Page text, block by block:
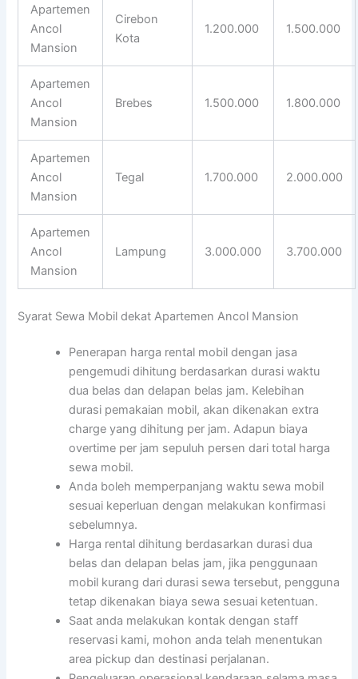
Apartemen
Ancol
Mansion
Cirebon
Kota
1.200.000 1.500.000
Apartemen
Ancol
Mansion
Brebes 1.500.000 1.800.000
Apartemen
Ancol
Mansion
Tegal 1.700.000 2.000.000
Apartemen
Ancol
Mansion
Lampung 3.000.000 3.700.000
Syarat Sewa Mobil dekat Apartemen Ancol Mansion
Penerapan harga rental mobil dengan jasa
pengemudi dihitung berdasarkan durasi waktu
dua belas dan delapan belas jam. Kelebihan
durasi pemakaian mobil, akan dikenakan extra
charge yang dihitung per jam. Adapun biaya
overtime per jam sepuluh persen dari total harga
sewa mobil.
Anda boleh memperpanjang waktu sewa mobil
sesuai keperluan dengan melakukan konfirmasi
sebelumnya.
Harga rental dihitung berdasarkan durasi dua
belas dan delapan belas jam, jika penggunaan
mobil kurang dari durasi sewa tersebut, pengguna
tetap dikenakan biaya sewa sesuai ketentuan.
Saat anda melakukan kontak dengan staff
reservasi kami, mohon anda telah menentukan
area pickup dan destinasi perjalanan.